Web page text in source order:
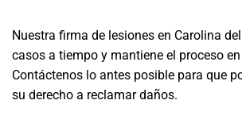
Nuestra firma de lesiones en Carolina
casos a tiempo y mantiene el proceso
Contáctenos lo antes posible para que
su derecho a reclamar daños.